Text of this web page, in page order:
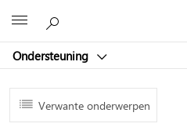
Ondersteuning
Verwante onderwerpen